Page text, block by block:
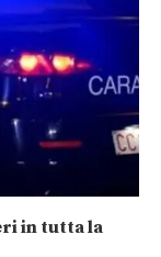
in tutta la